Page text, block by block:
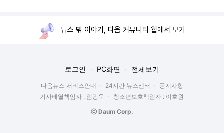
뉴스 밖 이야기, 다음 커뮤니티 웹에서 보기
로그인 PC화면 전체보기
다음뉴스 서비스안내 24시간 뉴스센터
공지사항
기사배열책임자 : 임광욱
청소년보호책임자 : 이호원
ⓒ Daum Corp.